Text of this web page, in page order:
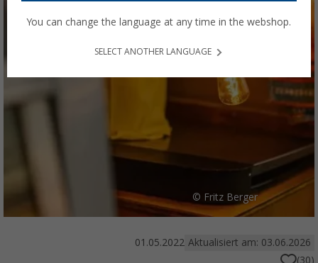
© Fritz Berger
01.05.2022 Aktualisiert am: 03.06.2026
(30)
You can change the language at any time in the webshop.
SELECT ANOTHER LANGUAGE